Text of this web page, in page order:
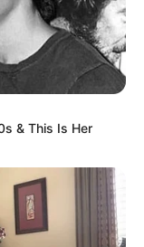
mögött – írta
miszerint
hogy
után, és
eset. Az
akarta
vitákat sem,
hálával
& This Is Her